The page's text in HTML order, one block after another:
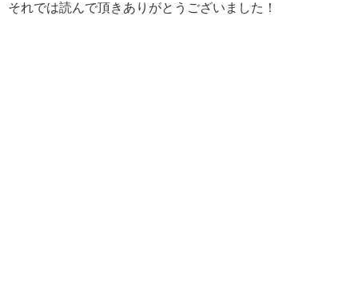
それでは読んで頂きありがとうございました！